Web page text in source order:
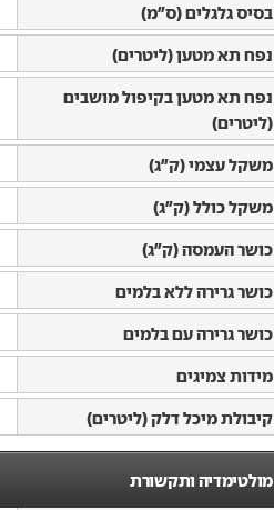
בסיס גלגלים (ס"מ)
נפח תא מטען (ליטרים)
נפח תא מטען בקיפול מושבים
(ליטרים)
משקל עצמי (ק"ג)
משקל כולל (ק"ג)
כושר העמסה (ק"ג)
כושר גרירה ללא בלמים
כושר גרירה עם בלמים
מידות צמיגים
קיבולת מיכל דלק (ליטרים)
מולטימדיה ותקשורת